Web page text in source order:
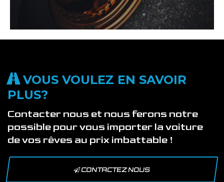
VOUS VOULEZ EN SAVOIR
PLUS?
Contacter nous et nous ferons notre
possible pour vous importer la voiture
de vos rêves au prix imbattable !
CONTACTEZ NOUS